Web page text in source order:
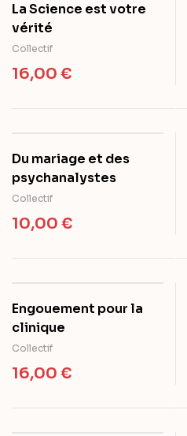
La Science est votre
vérité
Collectif
16,00 €
Du mariage et des
psychanalystes
Collectif
10,00 €
Engouement pour la
clinique
Collectif
16,00 €